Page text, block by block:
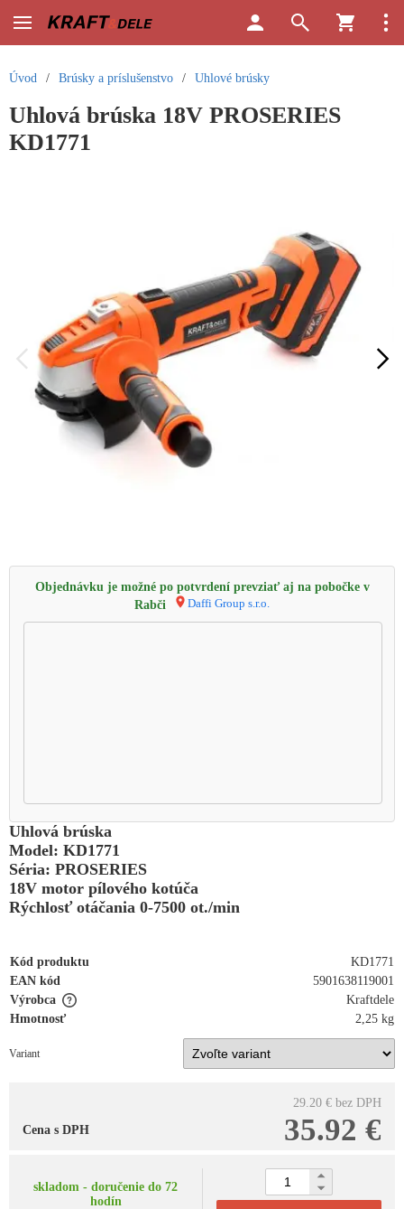
Úvod / Brúsky a príslušenstvo / Uhlové brúsky
Uhlová brúska 18V PROSERIES
KD1771
Objednávku je možné po potvrdení prevziať aj na pobočke v
Rabči
Daffi Group s.r.o.
Uhlová brúska
Model: KD1771
Séria: PROSERIES
18V motor pílového kotúča
Rýchlosť otáčania 0-7500 ot./min
Kód produktu
KD1771
EAN kód
5901638119001
Výrobca
Kraftdele
Hmotnosť
2,25 kg
Variant
29.20 € bez DPH
35.92 €
Cena s DPH
skladom - doručenie do 72
hodín